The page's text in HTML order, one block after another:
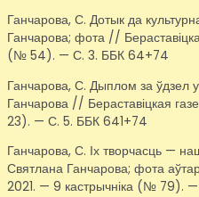
Ганчарова, С. Дотык да
Ганчарова; фота //
(№ 54). — С. 3. ББК 64+74
Ганчарова, С. Дыплом за ўдзел
Ганчарова // Бераставіцкая
23). — С. 5. ББК 641+74
Ганчарова, С. Іх творчасць —
Святлана Ганчарова; фота
2021. — 9 кастрычніка (№ 79).